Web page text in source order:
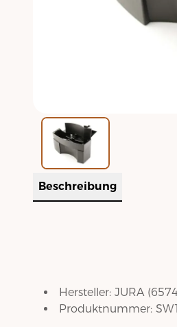
Beschreibung
Hersteller: JURA(
Produktnummer: